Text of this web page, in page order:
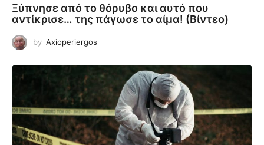
Ξύπνησε από το θόρυβο και αυτό που
αντίκρισε… της πάγωσε το αίμα! (Βίντεο)
by Axioperiergos